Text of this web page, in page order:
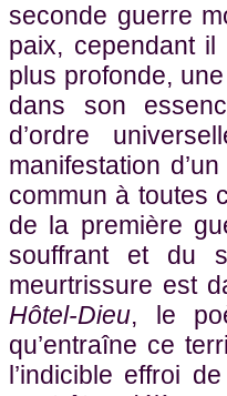
seconde guerre
paix, cependant il
plus profonde,
dans son
d’ordre
manifestation
commun à toutes
de la première
souffrant et du
meurtrissure est
Hôtel-Dieu, le
qu’entraîne ce
l’indicible effroi